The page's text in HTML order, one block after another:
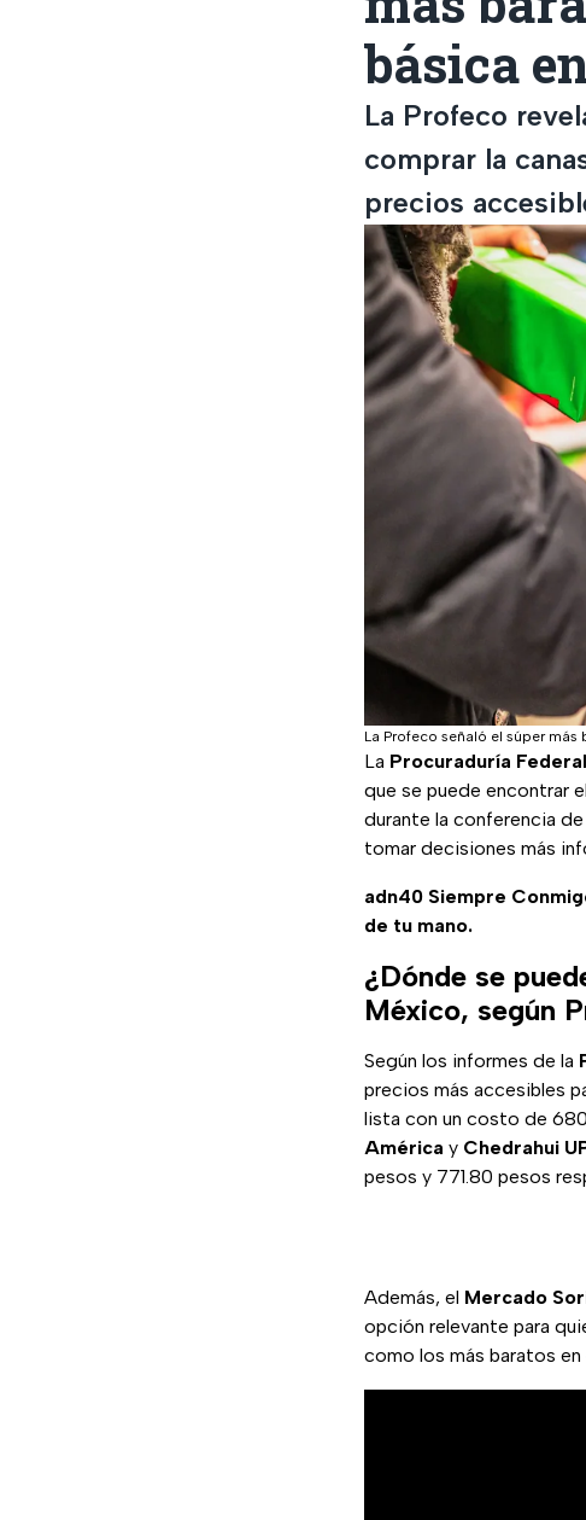
básica
La Profeco
comprar la
precios
La Profeco señaló el súper
La Procuraduría
que se puede encontrar el
durante la conferencia
tomar decisiones más
adn40 Siempre
de tu mano.
¿Dónde se
México, según
Según los informes de la
precios más accesibles
lista con un costo de
América y Chedrahui
pesos y 771.80 pesos
Además, el Mercado
opción relevante para
como los más baratos